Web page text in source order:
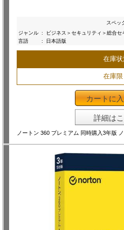
スペッ
ジャンル :
ビジネス＞セキュリティ＞総合セ
言語
: 日本語版
在庫状
在庫限
カートに
詳細は
ノートン 360 プレミアム 同時購入3年版